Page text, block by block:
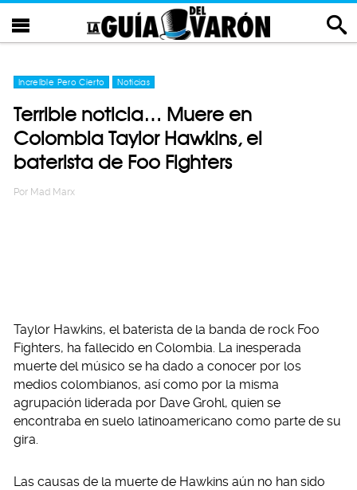
Increíble Pero Cierto Noticias
Terrible noticia… Muere en
Colombia Taylor Hawkins, el
baterista de Foo Fighters
Por Mad Marx
Taylor Hawkins, el baterista de la banda de rock Foo
Fighters, ha fallecido en Colombia. La inesperada
muerte del músico se ha dado a conocer por los
medios colombianos, así como por la misma
agrupación liderada por Dave Grohl, quien se
encontraba en suelo latinoamericano como parte de su
gira.
Las causas de la muerte de Hawkins aún no han sido